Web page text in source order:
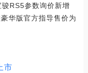
RS5参数询价新增
华版官方指导售价为
市